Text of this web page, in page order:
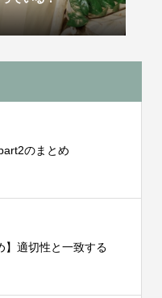
のまとめ
】適切性と一致する